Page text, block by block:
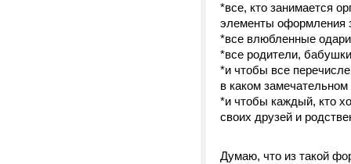
*все, кто занимается
элементы оформления
*все влюбленные
*все родители,
*и чтобы все
в каком
*и чтобы каждый, кто
своих друзей и
Думаю, что из такой